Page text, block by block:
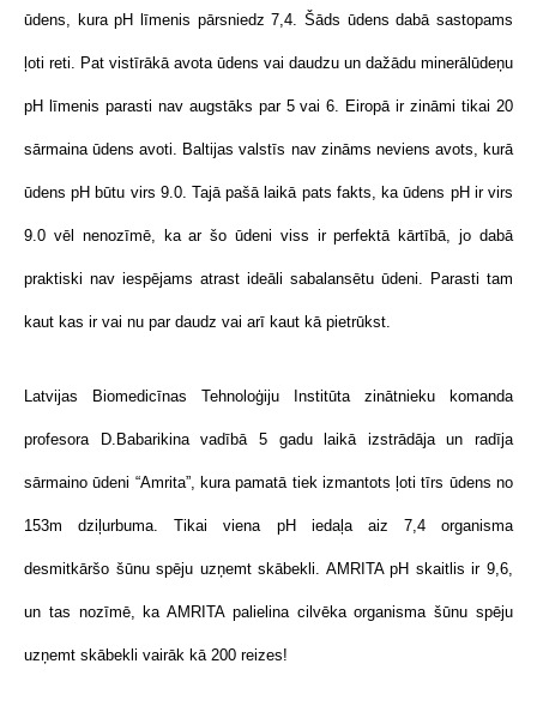
ūdens, kura pH līmenis pārsniedz 7,4. Šāds ūdens dabā sastopams
ļoti reti. Pat vistīrākā avota ūdens vai daudzu un dažādu minerālūdeņu
pH līmenis parasti nav augstāks par 5 vai 6. Eiropā ir zināmi tikai 20
sārmaina ūdens avoti. Baltijas valstīs nav zināms neviens avots, kurā
ūdens pH būtu virs 9.0. Tajā pašā laikā pats fakts, ka ūdens pH ir virs
9.0 vēl nenozīmē, ka ar šo ūdeni viss ir perfektā kārtībā, jo dabā
praktiski nav iespējams atrast ideāli sabalansētu ūdeni. Parasti tam
kaut kas ir vai nu par daudz vai arī kaut kā pietrūkst.
Latvijas Biomedicīnas Tehnoloģiju Institūta zinātnieku komanda
profesora D.Babarikina vadībā 5 gadu laikā izstrādāja un radīja
sārmaino ūdeni “Amrita”, kura pamatā tiek izmantots ļoti tīrs ūdens no
153m dziļurbuma. Tikai viena pH iedaļa aiz 7,4 organisma
desmitkāršo šūnu spēju uzņemt skābekli. AMRITA pH skaitlis ir 9,6,
un tas nozīmē, ka AMRITA palielina cilvēka organisma šūnu spēju
uzņemt skābekli vairāk kā 200 reizes!